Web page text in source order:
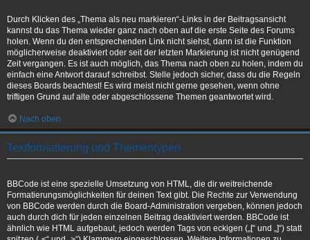
Durch Klicken des „Thema als neu markieren“-Links in der Beitragsansicht
kannst du das Thema wieder ganz nach oben auf die erste Seite des Forums
holen. Wenn du den entsprechenden Link nicht siehst, dann ist die Funktion
möglicherweise deaktiviert oder seit der letzten Markierung ist nicht genügend
Zeit vergangen. Es ist auch möglich, das Thema nach oben zu holen, indem du
einfach eine Antwort darauf schreibst. Stelle jedoch sicher, dass du die Regeln
dieses Boards beachtest! Es wird meist nicht gerne gesehen, wenn ohne
triftigen Grund auf alte oder abgeschlossene Themen geantwortet wird.
Nach oben
Textformatierung und Thementypen
BBCode ist eine spezielle Umsetzung von HTML, die dir weitreichende
Formatierungsmöglichkeiten für deinen Text gibt. Die Rechte zur Verwendung
von BBCode werden durch die Board-Administration vergeben, können jedoch
auch durch dich für jeden einzelnen Beitrag deaktiviert werden. BBCode ist
ähnlich wie HTML aufgebaut, jedoch werden Tags von eckigen („[“ und „]“) statt